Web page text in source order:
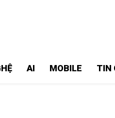
AI MOBILE TIN